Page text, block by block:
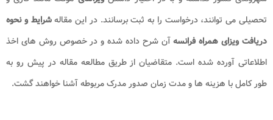
تحصیلی می توانند، درخواست را به ثبت برسانند. در این مقالهشرایط و نحوه
دریافت ویزای همراه فرانسهآن شرح داده شده و در خصوص روش های اخذ
اطلاعاتی آورده شده است. متقاضیان از طریق مطالعه مقاله در پیش رو به
طور کامل با هزینه ها و مدت زمان صدور مدرک مربوطه آشنا خواهند گشت.